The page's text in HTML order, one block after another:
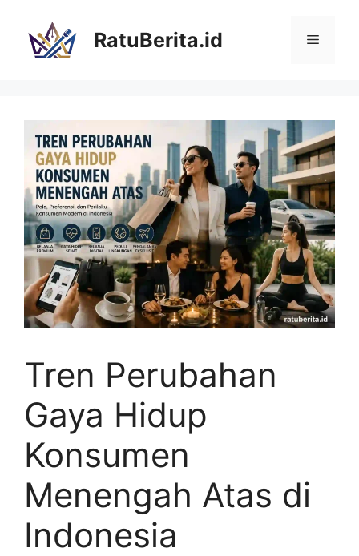
RatuBerita.id Menu
Tren Perubahan
Gaya Hidup
Konsumen
Menengah Atas di
Indonesia